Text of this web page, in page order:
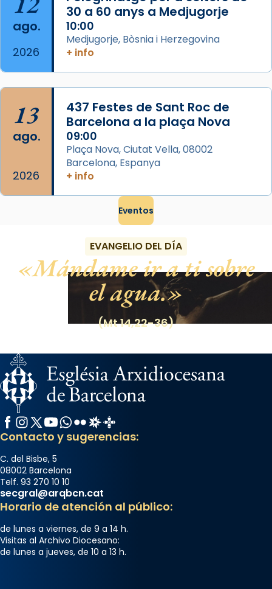
Foto
View on Facebook ·
ago.
2026
30 a 60 anys a Medjugorje
10:00
Medjugorje, Bòsnia i Herzegovina
+ info
13
ago.
2026
437 Festes de Sant Roc de
Barcelona a la plaça Nova
09:00
Plaça Nova, Ciutat Vella, 08002
Barcelona, Espanya
+ info
Eventos
EVANGELIO DEL DÍA
Mándame ir a ti sobre
el agua.
(Mt 14,22-36)
Facebook
Instagram
X / Twitter
YouTube
WhatsApp
FlickrRadio Estel
Catalunya Cristiana
Contacto y sugerencias:
C. del Bisbe, 5
08002 Barcelona
Telf. 93 270 10 10
secgral@arqbcn.cat
Horario de atención al público:
de lunes a viernes, de 9 a 14 h.
Visitas al Archivo Diocesano:
de lunes a jueves, de 10 a 13 h.